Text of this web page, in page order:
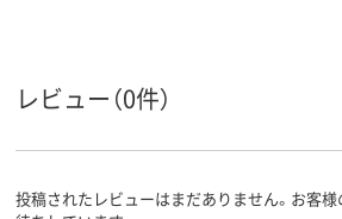
レビュー（0件）
投稿されたレビューはまだありません。お客